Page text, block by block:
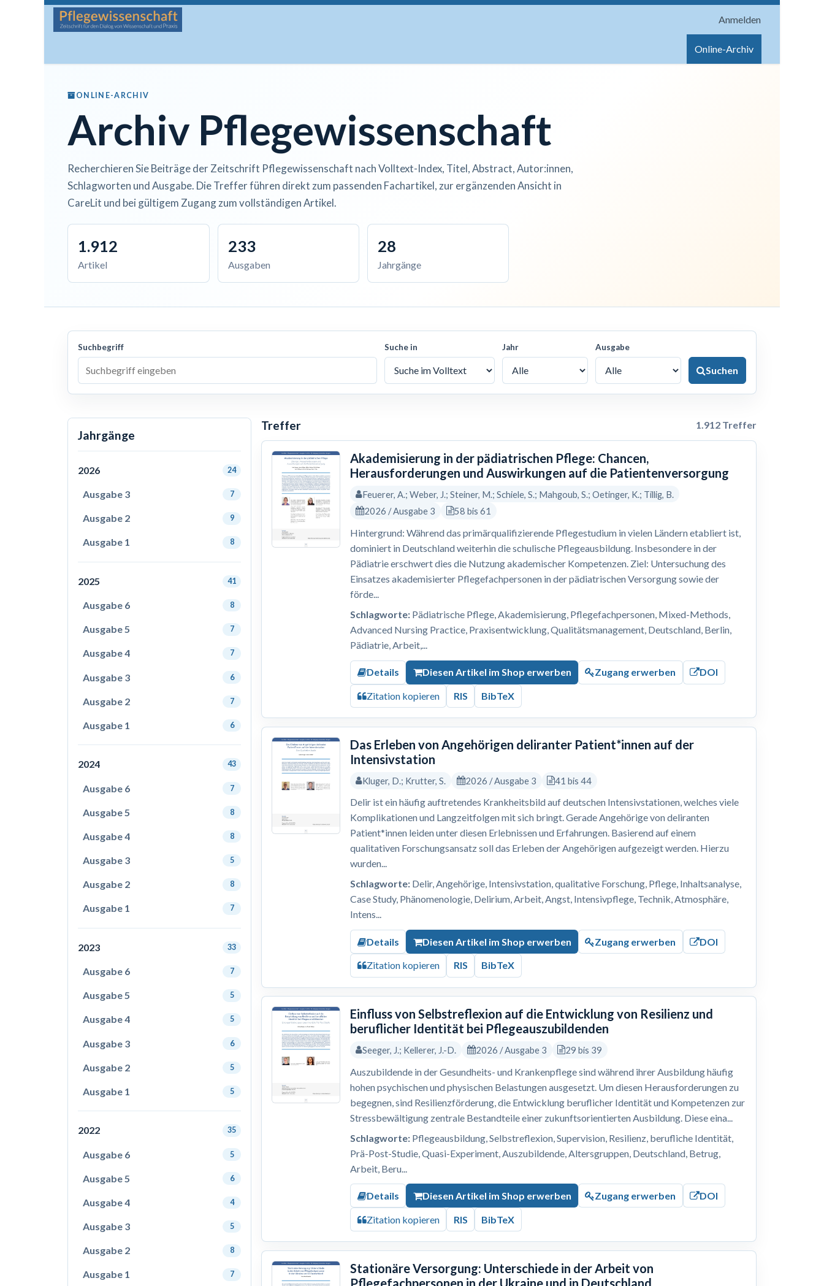
Zum Inhalt springen
Anmelden
Online-Archiv
ONLINE-ARCHIV
Archiv Pflegewissenschaft
Recherchieren Sie Beiträge der Zeitschrift Pflegewissenschaft nach Volltext-Index, Titel, Abstract, Autor:innen,
Schlagworten und Ausgabe. Die Treffer führen direkt zum passenden Fachartikel, zur ergänzenden Ansicht in
CareLit und bei gültigem Zugang zum vollständigen Artikel.
1.912
Artikel
233
Ausgaben
28
Jahrgänge
Suchbegriff Suche in Jahr Ausgabe
Suchen
Jahrgänge
2026 24
Ausgabe 3 7
Ausgabe 2 9
Ausgabe 1 8
2025 41
Ausgabe 6 8
Ausgabe 5 7
Ausgabe 4 7
Ausgabe 3 6
Ausgabe 2 7
Ausgabe 1 6
2024 43
Ausgabe 6 7
Ausgabe 5 8
Ausgabe 4 8
Ausgabe 3 5
Ausgabe 2 8
Ausgabe 1 7
2023 33
Ausgabe 6 7
Ausgabe 5 5
Ausgabe 4 5
Ausgabe 3 6
Ausgabe 2 5
Ausgabe 1 5
2022 35
Ausgabe 6 5
Ausgabe 5 6
Ausgabe 4 4
Ausgabe 3 5
Ausgabe 2 8
Ausgabe 1 7
Treffer 1.912 Treffer
Akademisierung in der pädiatrischen Pflege: Chancen,
Herausforderungen und Auswirkungen auf die Patientenversorgung
Feuerer, A.; Weber, J.; Steiner, M.; Schiele, S.; Mahgoub, S.; Oetinger, K.; Tillig, B.
2026 / Ausgabe 3
58 bis 61
Hintergrund: Während das primärqualifizierende Pflegestudium in vielen Ländern etabliert ist,
dominiert in Deutschland weiterhin die schulische Pflegeausbildung. Insbesondere in der
Pädiatrie erschwert dies die Nutzung akademischer Kompetenzen. Ziel: Untersuchung des
Einsatzes akademisierter Pflegefachpersonen in der pädiatrischen Versorgung sowie der
förde...
Schlagworte: Pädiatrische Pflege, Akademisierung, Pflegefachpersonen, Mixed-Methods,
Advanced Nursing Practice, Praxisentwicklung, Qualitätsmanagement, Deutschland, Berlin,
Pädiatrie, Arbeit,...
Details Diesen Artikel im Shop erwerben Zugang erwerben DOI
Zitation kopieren RIS BibTeX
Das Erleben von Angehörigen deliranter Patient*innen auf der
Intensivstation
Kluger, D.; Krutter, S. 2026 / Ausgabe 3 41 bis 44
Delir ist ein häufig auftretendes Krankheitsbild auf deutschen Intensivstationen, welches viele
Komplikationen und Langzeitfolgen mit sich bringt. Gerade Angehörige von deliranten
Patient*innen leiden unter diesen Erlebnissen und Erfahrungen. Basierend auf einem
qualitativen Forschungsansatz soll das Erleben der Angehörigen aufgezeigt werden. Hierzu
wurden...
Schlagworte: Delir, Angehörige, Intensivstation, qualitative Forschung, Pflege, Inhaltsanalyse,
Case Study, Phänomenologie, Delirium, Arbeit, Angst, Intensivpflege, Technik, Atmosphäre,
Intens...
Details Diesen Artikel im Shop erwerben Zugang erwerben DOI
Zitation kopieren RIS BibTeX
Einfluss von Selbstreflexion auf die Entwicklung von Resilienz und
beruflicher Identität bei Pflegeauszubildenden
Seeger, J.; Kellerer, J.-D. 2026 / Ausgabe 3 29 bis 39
Auszubildende in der Gesundheits- und Krankenpflege sind während ihrer Ausbildung häufig
hohen psychischen und physischen Belastungen ausgesetzt. Um diesen Herausforderungen zu
begegnen, sind Resilienzförderung, die Entwicklung beruflicher Identität und Kompetenzen zur
Stressbewältigung zentrale Bestandteile einer zukunftsorientierten Ausbildung. Diese eina...
Schlagworte: Pflegeausbildung, Selbstreflexion, Supervision, Resilienz, berufliche Identität,
Prä-Post-Studie, Quasi-Experiment, Auszubildende, Altersgruppen, Deutschland, Betrug,
Arbeit, Beru...
Details Diesen Artikel im Shop erwerben Zugang erwerben DOI
Zitation kopieren RIS BibTeX
Stationäre Versorgung: Unterschiede in der Arbeit von
Pflegefachpersonen in der Ukraine und in Deutschland